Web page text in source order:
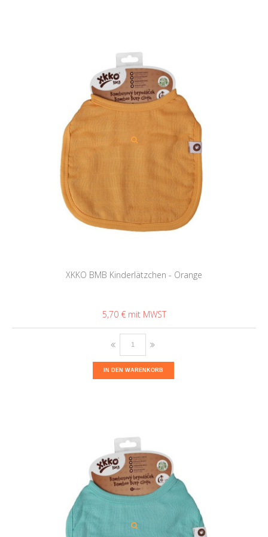
XKKO BMB Kinderlätzchen - Orange
5,70 €
IN DEN WARENKORB